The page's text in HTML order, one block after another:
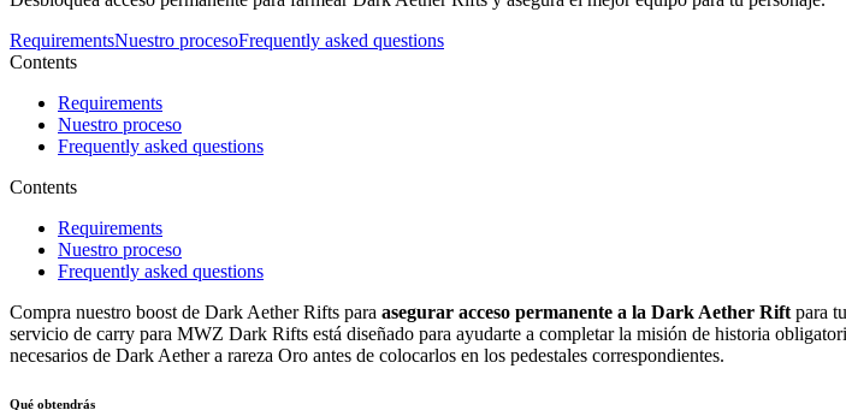
RequirementsNuestro procesoFrequently asked questions
Contents
Requirements
Nuestro proceso
Frequently asked questions
Contents
Requirements
Nuestro proceso
Frequently asked questions
Compra nuestro boost de Dark Aether Rifts para asegurar acceso permanente a la Dark Aether Riftpara
servicio de carry para MWZ Dark Rifts está diseñado para ayudarte a completar la misión de historia
necesarios de Dark Aether a rareza Oro antes de colocarlos en los pedestales correspondientes.
Qué obtendrás